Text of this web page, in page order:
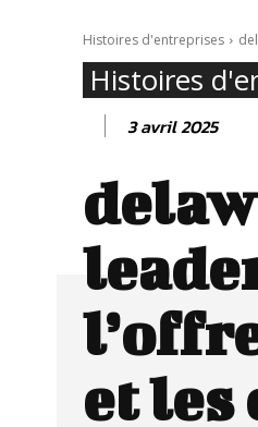
Histoires d'entreprises
Histoires
3 avril 2025
et les